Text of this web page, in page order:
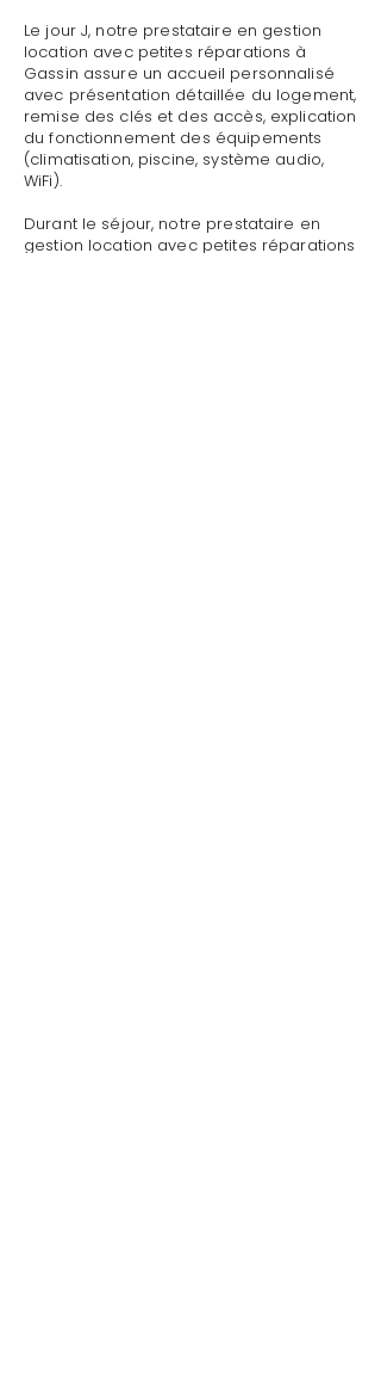
Le jour J, notre prestataire en gestion
location avec petites réparations à
Gassin assure un accueil personnalisé
avec présentation détaillée du logement,
remise des clés et des accès, explication
du fonctionnement des équipements
(climatisation, piscine, système audio,
WiFi).
Durant le séjour, notre prestataire en
gestion location avec petites réparations